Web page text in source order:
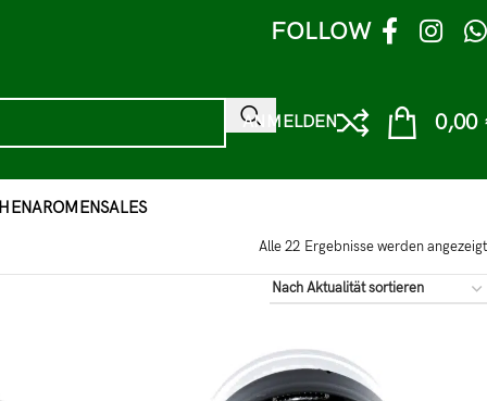
FOLLOW
ANMELDEN 0,00
AROMENSALES
Alle 22 Ergebnisse werden angezeigt